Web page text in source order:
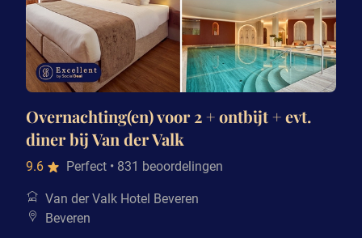
Overnachting(en) voor 2 + ontbijt + evt.
diner bij Van der Valk
9.6 Perfect • 831 beoordelingen
Van der Valk Hotel Beveren
Beveren